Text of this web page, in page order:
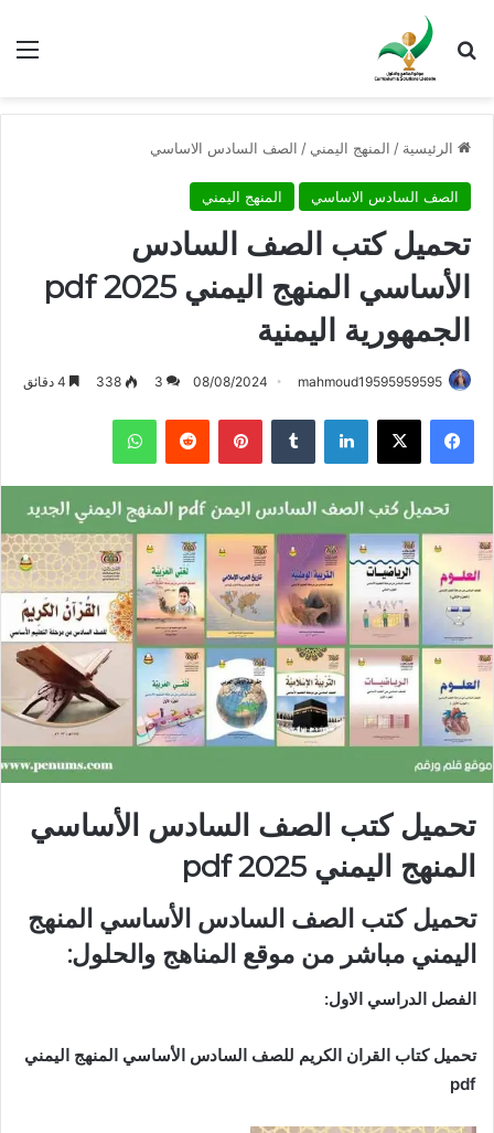
بحث عن
الرئيسية / المنهج اليمني / الصف السادس الاساسي
الصف السادس الاساسي المنهج اليمني
تحميل كتب الصف السادس
الأساسي المنهج اليمني 2025 pdf
الجمهورية اليمنية
mahmoud19595959595
08/08/2024
3
338
فيسبوك X لينكدإن بينتيريست واتساب
تحميل كتب الصف السادس الأساسي
المنهج اليمني 2025 pdf
تحميل كتب الصف السادس الأساسي المنهج
اليمني مباشر من موقع المناهج والحلول:
الفصل الدراسي الاول:
تحميل كتاب القران الكريم للصف السادس الأساسي المنهج اليمني
pdf